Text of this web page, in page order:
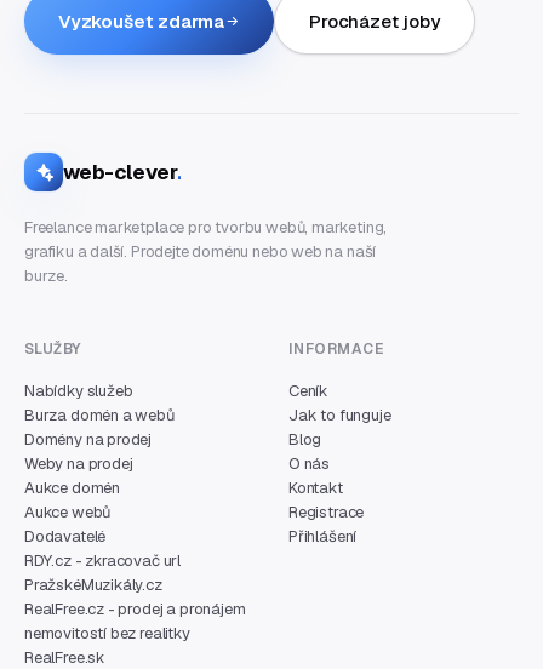
Vyzkoušet zdarma Procházet joby
web-clever.
Freelance marketplace pro tvorbu webů, marketing,
grafiku a další. Prodejte doménu nebo web na naší
burze.
SLUŽBY
Nabídky služeb
Burza domén a webů
Domény na prodej
Weby na prodej
Aukce domén
Aukce webů
Dodavatelé
RDY.cz - zkracovač url
PražskéMuzikály.cz
RealFree.cz - prodej a pronájem
nemovitostí bez realitky
RealFree.sk
INFORMACE
Ceník
Jak to funguje
Blog
O nás
Kontakt
Registrace
Přihlášení